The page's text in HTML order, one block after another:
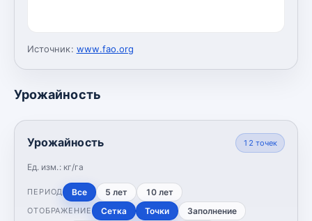
Источник: www.fao.org
Урожайность
Урожайность
Ед. изм.: кг/га
12 точек
ПЕРИОД Все 5 лет 10 лет
ОТОБРАЖЕНИЕ Сетка Точки Заполнение